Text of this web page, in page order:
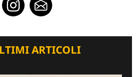
ARTICOLI